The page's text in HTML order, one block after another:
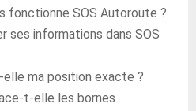
fonctionne SOS Autoroute ?
ses informations dans SOS
elle ma position exacte ?
t-elle les bornes